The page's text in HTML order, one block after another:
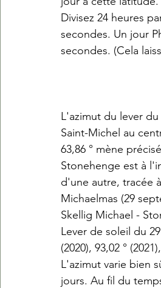
Divisez 24 heures
secondes. Un jour
secondes. (Cela
L'azimut du lever
Saint-Michel au
63,86 ° mène
Stonehenge est à
d'une autre, tracée
Michaelmas (29
Skellig Michael -
Lever de soleil du
(2020), 93,02 °
L'azimut varie bien
jours. Au fil du